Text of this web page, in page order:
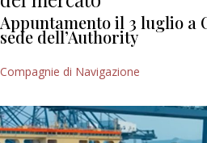
Appuntamento il 3 luglio a
sede dell’Authority
Compagnie di Navigazione